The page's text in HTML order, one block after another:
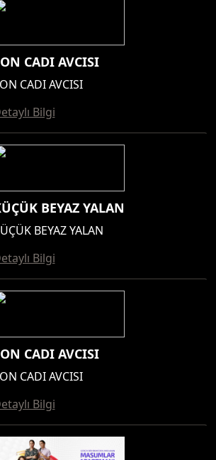
CADI AVCISI
CADI AVCISI
Bilgi
BEYAZ YALAN
BEYAZ YALAN
Bilgi
CADI AVCISI
CADI AVCISI
Bilgi